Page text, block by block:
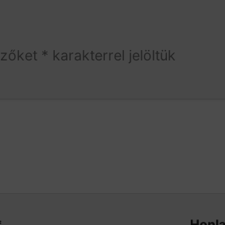
* karakterrel jelöltük